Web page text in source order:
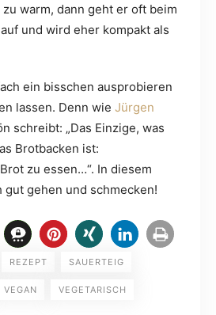
warm, dann geht er oft beim
und wird eher kompakt als
ein bisschen ausprobieren
lassen. Denn wie Jürgen
schreibt: „Das Einzige, was
Brotbacken ist:
zu essen…“. In diesem
gut gehen und schmecken!
REZEPT SAUERTEIG
VEGAN VEGETARISCH